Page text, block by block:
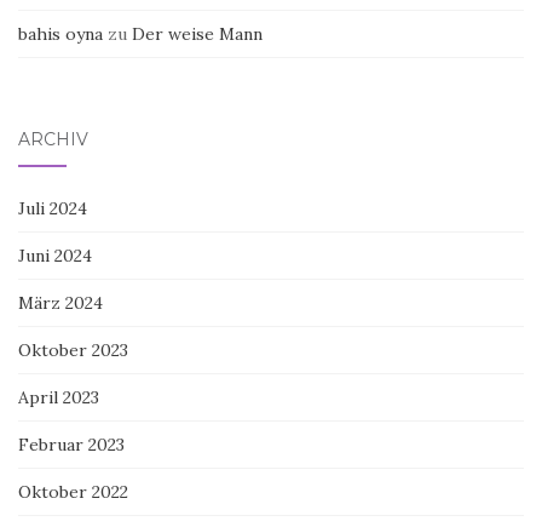
bahis oyna zu Der weise Mann
ARCHIV
Juli 2024
Juni 2024
März 2024
Oktober 2023
April 2023
Februar 2023
Oktober 2022